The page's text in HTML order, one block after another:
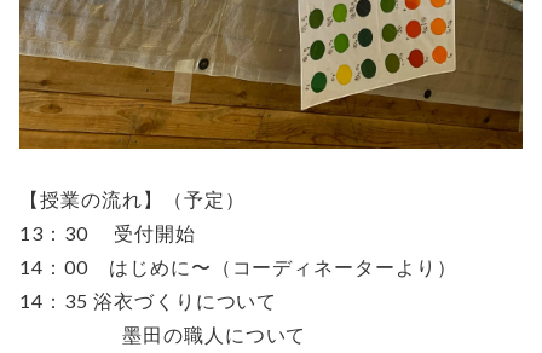
【授業の流れ】（予定）
13：30 受付開始
14：00 はじめに〜（コーディネーターより）
14：35 浴衣づくりについて
墨田の職人について